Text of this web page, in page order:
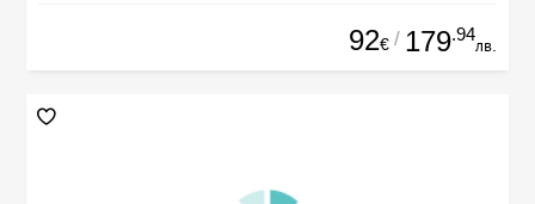
92€ / 179.94
лв.